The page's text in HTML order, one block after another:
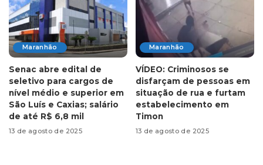
Maranhão
Senac abre edital de
seletivo para cargos de
nível médio e superior em
São Luís e Caxias; salário
de até R$ 6,8 mil
13 de agosto de 2025
Maranhão
VÍDEO: Criminosos se
disfarçam de pessoas em
situação de rua e furtam
estabelecimento em
Timon
13 de agosto de 2025